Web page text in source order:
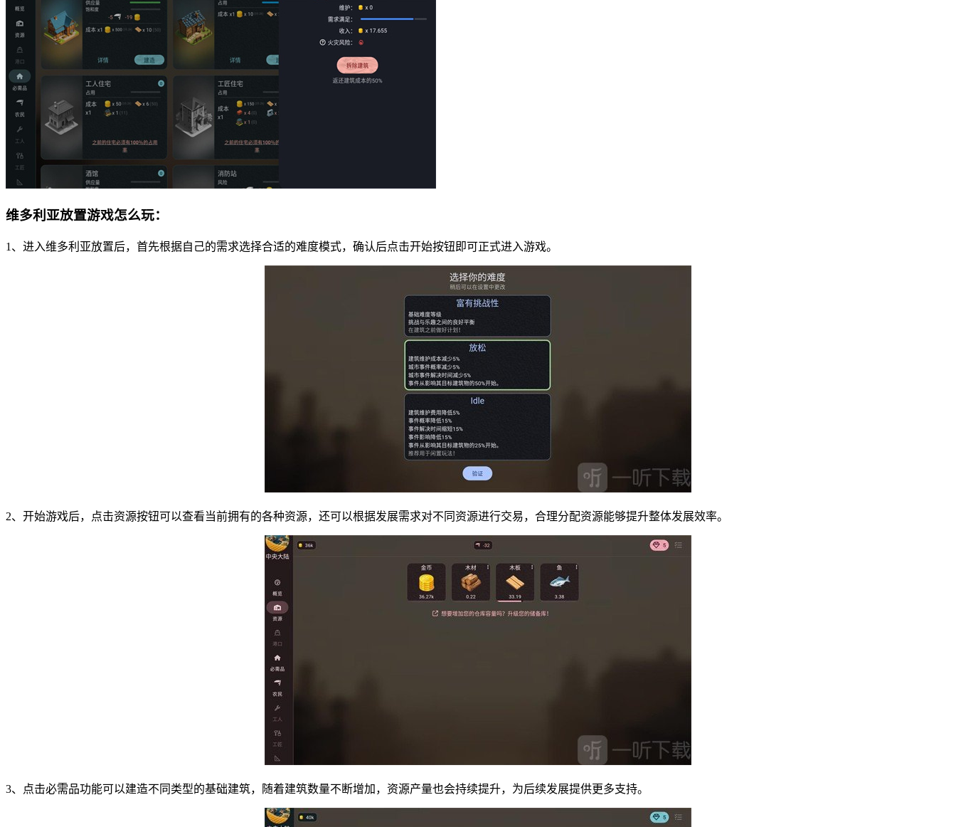
维多利亚放置游戏怎么玩：
1、进入维多利亚放置后，首先根据自己的需求选择合适的难度模式，确认后点击开始按钮即可正式进入游戏。
2、开始游戏后，点击资源按钮可以查看当前拥有的各种资源，还可以根据发展需求对不同资源进行交易，合理分配资源能够提升整体发展效率。
3、点击必需品功能可以建造不同类型的基础建筑，随着建筑数量不断增加，资源产量也会持续提升，为后续发展提供更多支持。